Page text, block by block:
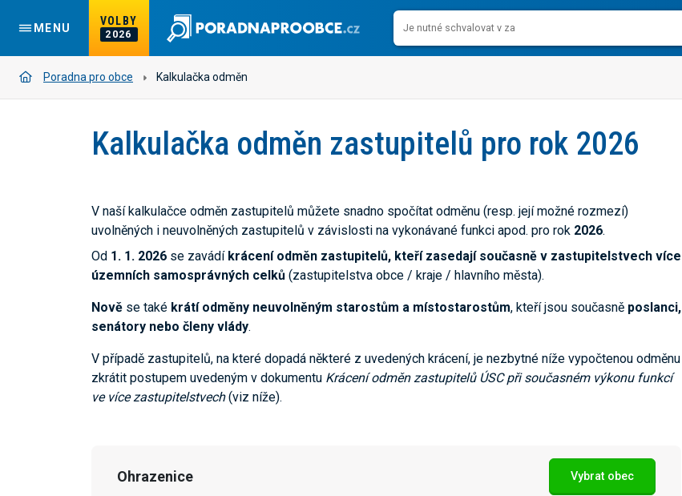
MENU
VOLBY
2026
Poradna pro obce Kalkulačka odměn
Kalkulačka odměn zastupitelů pro rok 2026
V naší kalkulačce odměn zastupitelů můžete snadno spočítat odměnu (resp. její možné rozmezí)
uvolněných i neuvolněných zastupitelů v závislosti na vykonávané funkci apod. pro rok 2026.
Od 1. 1. 2026 se zavádí krácení odměn zastupitelů, kteří zasedají současně v zastupitelstvech více
územních samosprávných celků (zastupitelstva obce / kraje / hlavního města).
Nově se také krátí odměny neuvolněným starostům a místostarostům, kteří jsou současně poslanci,
senátory nebo členy vlády.
V případě zastupitelů, na které dopadá některé z uvedených krácení, je nezbytné níže vypočtenou odměnu
zkrátit postupem uvedeným v dokumentu Krácení odměn zastupitelů ÚSC při současném výkonu funkcí
ve více zastupitelstvech(viz níže).
Ohrazenice Vybrat obec